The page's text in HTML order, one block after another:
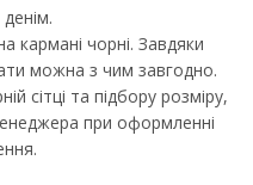
кармані чорні. Завдяки
можна з чим завгодно.
сітці та підбору розміру,
при оформленні